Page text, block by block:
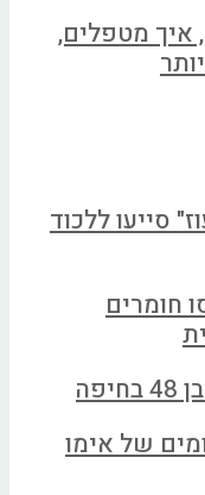
איך מטפלים,
סייעו ללכוד
חומרים
של אימו